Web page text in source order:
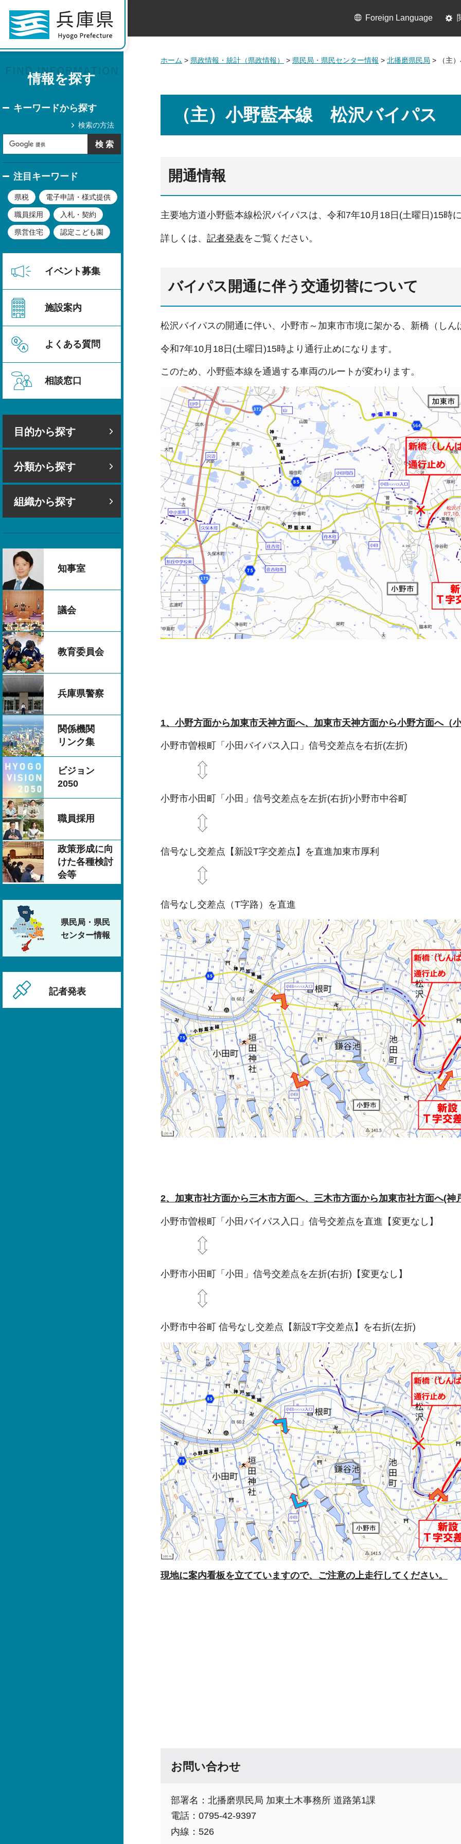
情報を探す
キーワードから探す
検索の方法
注目キーワード
県税 電子申請・様式提供
職員採用 入札・契約
県営住宅 認定こども園
イベント募集
施設案内
よくある質問
相談窓口
目的から探す
分類から探す
組織から探す
知事室
議会
教育委員会
兵庫県警察
関係機関
リンク集
ビジョン
2050
職員採用
政策形成に向
けた各種検討
会等
県民局・県民
センター情報
記者発表
Foreign Language
ホーム > 県政情報・統計（県政情報） > 県民局・県民センター情報 > 北播磨県民局 > （主
（主）小野藍本線 松沢バイパス
開通情報
主要地方道小野藍本線松沢バイパスは、令和7年10月18日(土曜日)15時
詳しくは、 記者発表をご覧ください。
バイパス開通に伴う交通切替について
松沢バイパスの開通に伴い、小野市～加東市市境に架かる、新橋（し
令和7年10月18日(土曜日)15時より通行止めになります。
このため、小野藍本線を通過する車両のルートが変わります。
1、小野方面から加東市天神方面へ、加東市天神方面から小野方面へ（
小野市曽根町「小田バイパス入口」信号交差点を右折(左折)
小野市小田町「小田」信号交差点を左折(右折)小野市中谷町
信号なし交差点【新設T字交差点】を直進加東市厚利
信号なし交差点（T字路）を直進
2、加東市社方面から三木市方面へ、三木市方面から加東市社方面へ(神
小野市曽根町「小田バイパス入口」信号交差点を直進【変更なし】
小野市小田町「小田」信号交差点を左折(右折)【変更なし】
小野市中谷町 信号なし交差点【新設T字交差点】を右折(左折)
現地に案内看板を立てていますので、ご注意の上走行してください。
お問い合わせ
部署名：北播磨県民局 加東土木事務所 道路第1課
電話：0795-42-9397
内線：526